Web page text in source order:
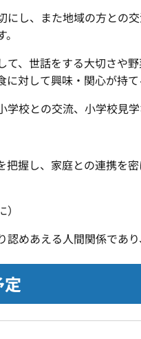
にし、また地域の方との
て、世話をする大切さや
対して興味・関心が持て
学校との交流、小学校見
把握し、家庭との連携を
認めあえる人間関係であ